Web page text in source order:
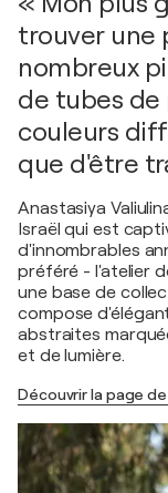
trouver une
nombreux
de tubes de
couleurs
que d'être
Anastasiya
Israël qui est
d'innombrables
préféré - l'atelier
une base de
compose
abstraites
et de lumière.
Découvrir la page